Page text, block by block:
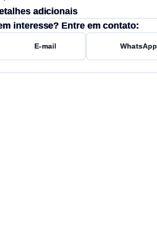
adicionais
interesse? Entre em contato:
E-mail WhatsApp